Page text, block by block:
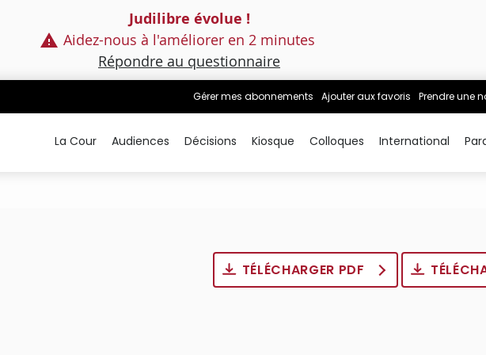
Judilibre évolue !
Aidez-nous à l'améliorer en 2 minutes
Répondre au questionnaire
Gérer mes abonnements Ajouter aux favoris Prendre une
La Cour Audiences Décisions Kiosque Colloques International
TÉLÉCHARGER PDF